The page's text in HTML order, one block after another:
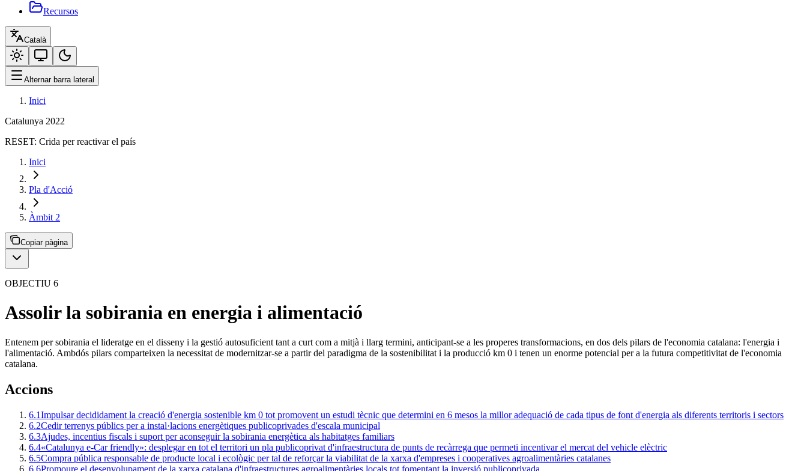
Recursos
Català
Alternar barra lateral
Inici
Catalunya 2022
RESET: Crida per reactivar el país
Inici
Pla d'Acció
Àmbit 2
Copiar pàgina
OBJECTIU 6
Assolir la sobirania en energia i alimentació
Entenem per sobirania el lideratge en el disseny i la gestió autosuficient tant a curt com a mitjà i llarg termini, anticipant-se a les properes transformacions, en dos dels pilars de l'economia catalana: l'energia i
l'alimentació. Ambdós pilars comparteixen la necessitat de modernitzar-se a partir del paradigma de la sostenibilitat i la producció km 0 i tenen un enorme potencial per a la futura competitivitat de l'economia
catalana.
Accions
6.1Impulsar decididament la creació d'energia sostenible km 0 tot promovent un estudi tècnic que determini en 6 mesos la millor adequació de cada tipus de font d'energia als diferents territoris i sectors
6.2Cedir terrenys públics per a instal·lacions energètiques publicoprivades d'escala municipal
6.3Ajudes, incentius fiscals i suport per aconseguir la sobirania energètica als habitatges familiars
6.4«Catalunya e-Car friendly»: desplegar en tot el territori un pla publicoprivat d'infraestructura de punts de recàrrega que permeti incentivar el mercat del vehicle elèctric
6.5Compra pública responsable de producte local i ecològic per tal de reforçar la viabilitat de la xarxa d'empreses i cooperatives agroalimentàries catalanes
6.6Promoure el desenvolupament de la xarxa catalana d'infraestructures agroalimentàries locals tot fomentant la inversió publicoprivada